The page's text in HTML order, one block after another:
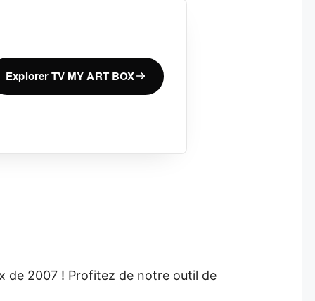
Explorer TV MY ART BOX
de 2007 ! Profitez de notre outil de